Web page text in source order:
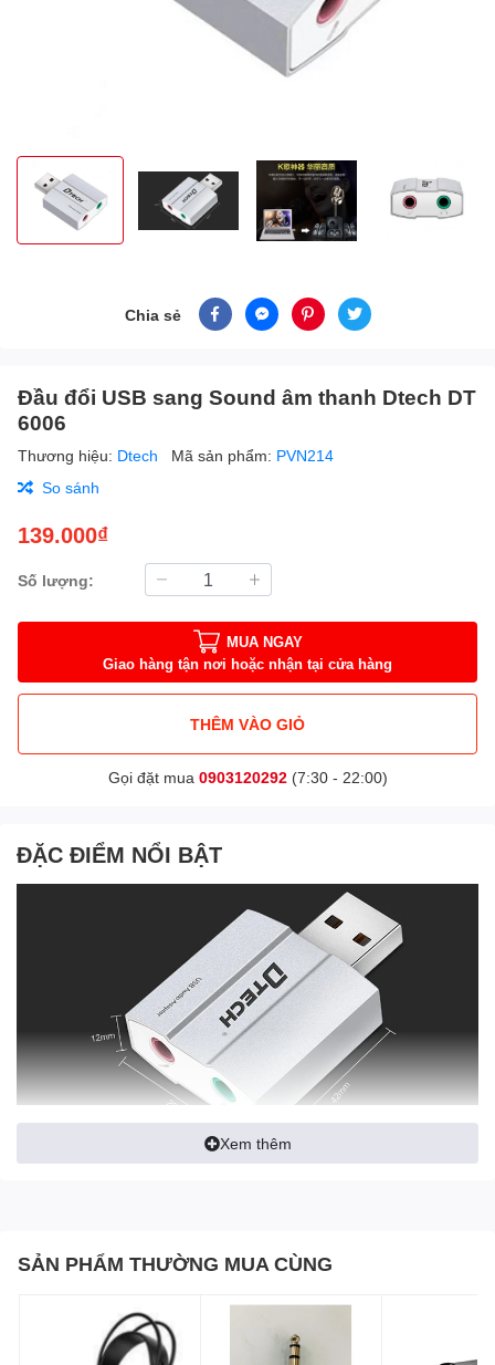
Chia sẻ
Đầu đổi USB sang Sound âm thanh Dtech DT
6006
Thương hiệu: Dtech Mã sản phẩm: PVN214
So sánh
139.000₫
Số lượng:
MUA NGAY
Giao hàng tận nơi hoặc nhận tại cửa hàng
THÊM VÀO GIỎ
Gọi đặt mua 0903120292(7:30 - 22:00)
ĐẶC ĐIỂM NỔI BẬT
Xem thêm
SẢN PHẨM THƯỜNG MUA CÙNG